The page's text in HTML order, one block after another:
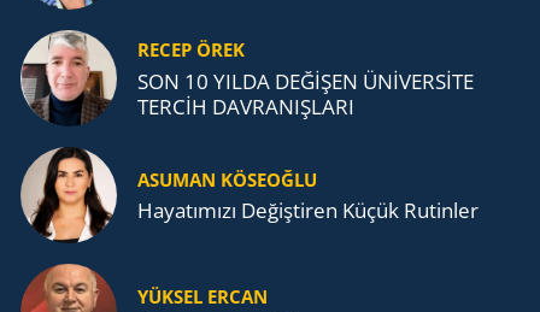
RECEP ÖREK
SON 10 YILDA DEĞİŞEN ÜNİVERSİTE
TERCİH DAVRANIŞLARI
ASUMAN KÖSEOĞLU
Ha­ya­tı­mı­zı De­ğiş­ti­ren Küçük Ru­tin­ler
YÜKSEL ERCAN